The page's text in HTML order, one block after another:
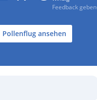
Feedback geben
Pollenflug ansehen